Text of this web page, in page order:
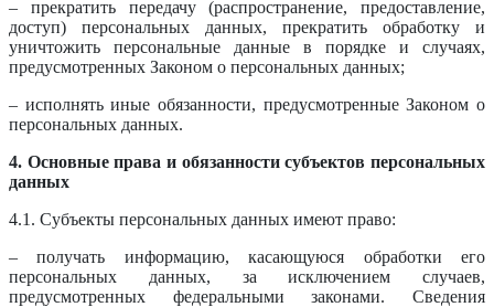
– прекратить передачу (распространение, предоставление,
доступ) персональных данных, прекратить обработку и
уничтожить персональные данные в порядке и случаях,
предусмотренных Законом о персональных данных;
– исполнять иные обязанности, предусмотренные Законом о
персональных данных.
4. Основные права и обязанности субъектов персональных
данных
4.1. Субъекты персональных данных имеют право:
– получать информацию, касающуюся обработки его
персональных данных, за исключением случаев,
предусмотренных федеральными законами. Сведения